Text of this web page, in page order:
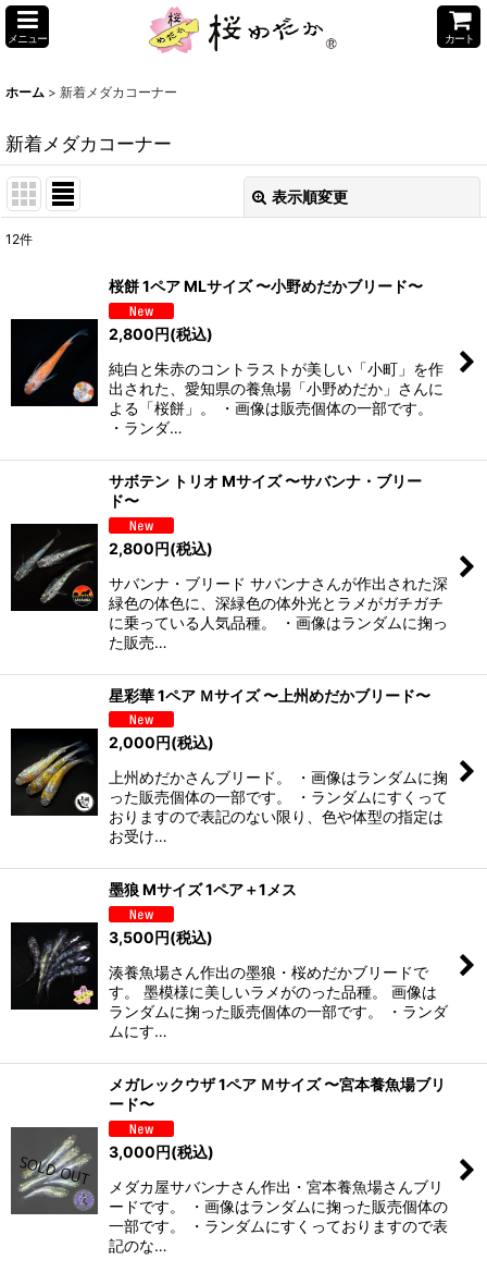
メニュー カート
ホーム > 新着メダカコーナー
新着メダカコーナー
表示順変更
並び順:
絞り込む
12件
桜餅 1ペア MLサイズ 〜小野めだかブリード〜
2,800円(税込)
純白と朱赤のコントラストが美しい「小町」を作
出された、愛知県の養魚場「小野めだか」さんに
よる「桜餅」。 ・画像は販売個体の一部です。
・ランダ…
サボテン トリオ Mサイズ 〜サバンナ・ブリー
ド〜
2,800円(税込)
サバンナ・ブリード サバンナさんが作出された深
緑色の体色に、深緑色の体外光とラメがガチガチ
に乗っている人気品種。 ・画像はランダムに掬っ
た販売…
星彩華 1ペア Ｍサイズ 〜上州めだかブリード〜
2,000円(税込)
上州めだかさんブリード。 ・画像はランダムに掬
った販売個体の一部です。 ・ランダムにすくって
おりますので表記のない限り、色や体型の指定は
お受け…
墨狼 Mサイズ 1ペア＋1メス
3,500円(税込)
湊養魚場さん作出の墨狼・桜めだかブリードで
す。 墨模様に美しいラメがのった品種。 画像は
ランダムに掬った販売個体の一部です。 ・ランダ
ムにす…
メガレックウザ 1ペア Ｍサイズ 〜宮本養魚場ブリ
ード〜
3,000円(税込)
メダカ屋サバンナさん作出・宮本養魚場さんブリ
ードです。 ・画像はランダムに掬った販売個体の
一部です。 ・ランダムにすくっておりますので表
記のな…